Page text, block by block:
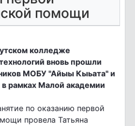
помощи
колледже
вновь прошли
МОБУ "Айыы Кыьата" и
Малой академии
по оказанию первой
провела Татьяна